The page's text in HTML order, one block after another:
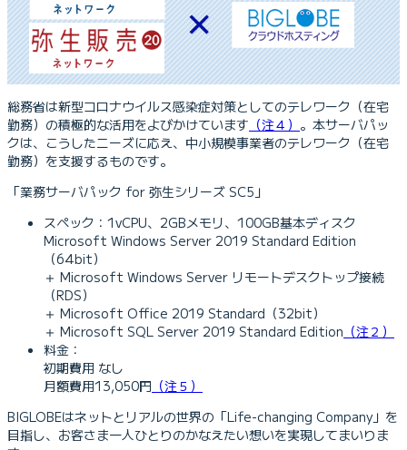
総務省は新型コロナウイルス感染症対策としてのテレワーク（在宅
勤務）の積極的な活用をよびかけています （注４） 。本サーバパッ
クは、こうしたニーズに応え、中小規模事業者のテレワーク（在宅
勤務）を支援するものです。
「業務サーバパック for 弥生シリーズ SC5」
スペック：1vCPU、2GBメモリ、100GB基本ディスク
Microsoft Windows Server 2019 Standard Edition
（64bit）
＋ Microsoft Windows Server リモートデスクトップ接続
（RDS）
＋ Microsoft Office 2019 Standard（32bit）
＋ Microsoft SQL Server 2019 Standard Edition （注２）
料金：
初期費用 なし
月額費用13,050円 （注５）
BIGLOBEはネットとリアルの世界の「Life-changing Company」を
目指し、お客さま一人ひとりのかなえたい想いを実現してまいりま